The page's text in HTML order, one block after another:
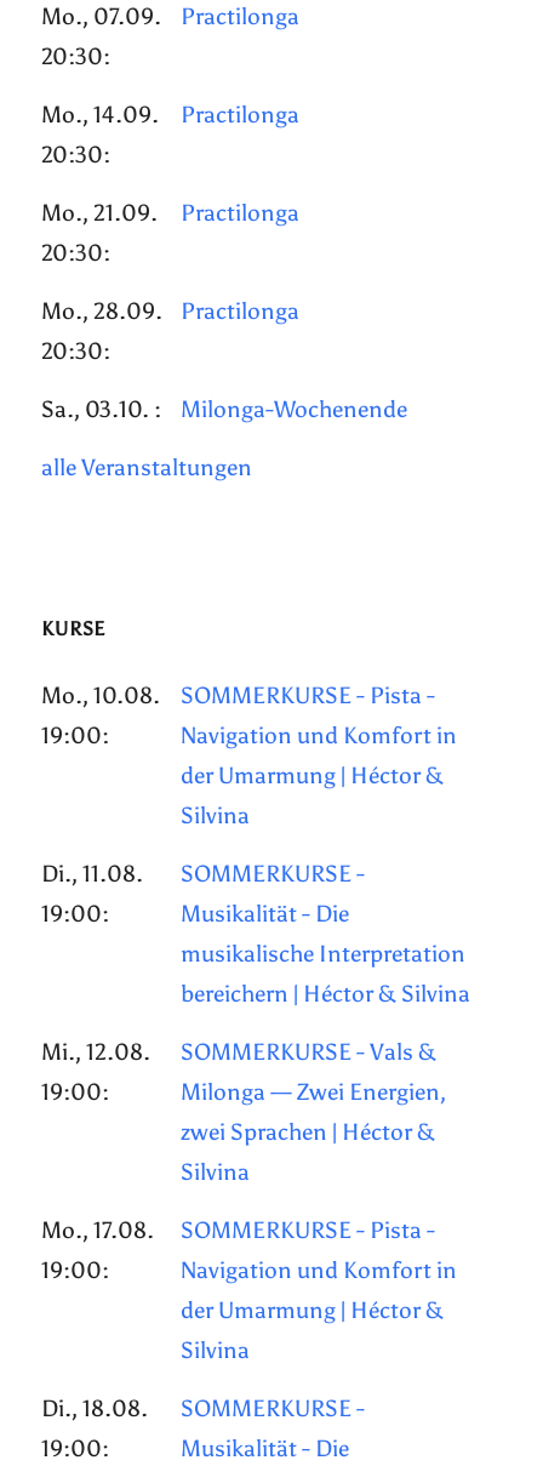
Mo., 07.09.
20:30:
Practilonga
Mo., 14.09.
20:30:
Practilonga
Mo., 21.09.
20:30:
Practilonga
Mo., 28.09.
20:30:
Practilonga
Sa., 03.10. : Milonga-Wochenende
alle Veranstaltungen
KURSE
Mo., 10.08.
19:00:
SOMMERKURSE - Pista -
Navigation und Komfort in
der Umarmung | Héctor &
Silvina
Di., 11.08.
19:00:
SOMMERKURSE -
Musikalität - Die
musikalische Interpretation
bereichern | Héctor & Silvina
Mi., 12.08.
19:00:
SOMMERKURSE - Vals &
Milonga — Zwei Energien,
zwei Sprachen | Héctor &
Silvina
Mo., 17.08.
19:00:
SOMMERKURSE - Pista -
Navigation und Komfort in
der Umarmung | Héctor &
Silvina
Di., 18.08.
19:00:
SOMMERKURSE -
Musikalität - Die